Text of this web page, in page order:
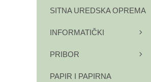
SITNA UREDSKA OPREMA
INFORMATIČKI
PRIBOR
PAPIR I PAPIRNA